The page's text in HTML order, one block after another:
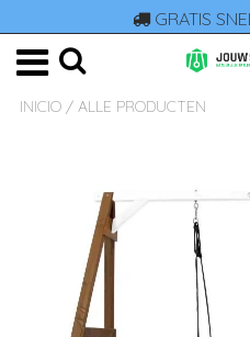
GRATIS
INICIO / ALLE PRODUCTEN